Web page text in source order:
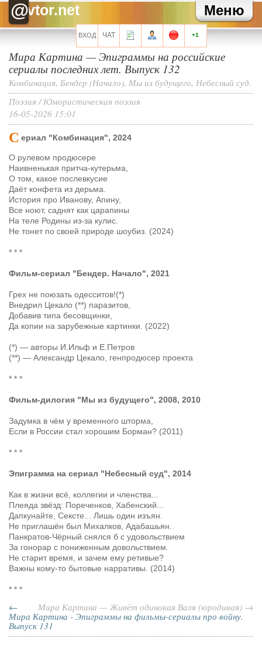
Меню
@vtor.net
Зайка
Как там твоя карьера?
Зайка
Хаммер, привет!
Хелла Черноушева
И трехведерная клизма для профилактики
Художнику тоже иногда нужен окулист...
Все сообщения мини-чата
Запомнить?
Регистрация
Забыли свой пароль?
Перейти на полную версию
ВХОД ЧАТ +1
Мира Картина —Эпиграммы на российские
сериалы последних лет. Выпуск 132
Комбинация, Бендер (Начало), Мы из будущего, Небесный суд.
Поэзия /Юмористическая поэзия
16-05-2026 15:01
С ериал "Комбинация", 2024
О рулевом продюсере
Наивненькая притча-кутерьма,
О том, какое послевкусие
Даёт конфета из дерьма.
История про Иванову, Апину,
Все ноют, саднят как царапины
На теле Родины из-за кулис.
Не тонет по своей природе шоубиз. (2024)
* * *
Фильм-сериал "Бендер. Начало", 2021
Грех не поюзать одесситов!(*)
Внедрил Цекало (**) паразитов,
Добавив типа бесовщинки,
Да копии на зарубежные картинки. (2022)
(*) — авторы И.Ильф и Е.Петров
(**) — Александр Цекало, генпродюсер проекта
* * *
Фильм-дилогия "Мы из будущего", 2008, 2010
Задумка в чём у временного шторма,
Если в России стал хорошим Борман? (2011)
* * *
Эпиграмма на сериал "Небесный суд", 2014
Как в жизни всё, коллегии и членства...
Плеяда звёзд: Пореченков, Хабенский...
Дапкунайте, Сексте... Лишь один изъян.
Не приглашён был Михалков, Адабашьян.
Панкратов-Чёрный снялся б с удовольствием
За гонорар с пониженным довольствием.
Не старит время, и зачем ему ретивые?
Важны кому-то бытовые нарративы. (2014)
* * *
Мира Картина — Живёт одинокая Валя (юродивая) →
←
Мира Картина - Эпиграммы на фильмы-сериалы про войну.
Выпуск 131